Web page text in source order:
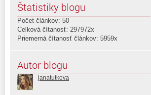
Štatistiky blogu
Počet článkov: 50
Celková čítanosť: 297972x
Priemerná čítanosť článkov: 5959x
Autor blogu
janatutkova